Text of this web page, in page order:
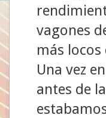
vagones
más locos
Una vez
antes de